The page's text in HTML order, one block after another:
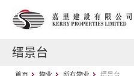
缙景台